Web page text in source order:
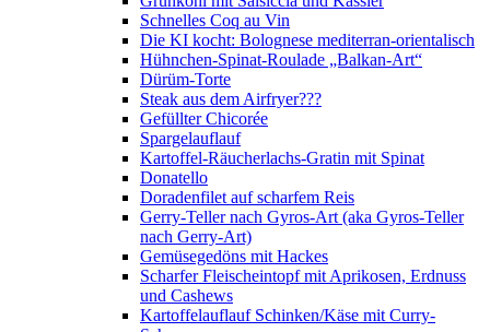
Schnelles Coq au Vin
Die KI kocht: Bolognese mediterran-orientalisch
Hühnchen-Spinat-Roulade „Balkan-Art“
Dürüm-Torte
Steak aus dem Airfryer???
Gefüllter Chicorée
Spargelauflauf
Kartoffel-Räucherlachs-Gratin mit Spinat
Donatello
Doradenfilet auf scharfem Reis
Gerry-Teller nach Gyros-Art (aka Gyros-Teller
nach Gerry-Art)
Gemüsegedöns mit Hackes
Scharfer Fleischeintopf mit Aprikosen, Erdnuss
und Cashews
Kartoffelauflauf Schinken/Käse mit Curry-